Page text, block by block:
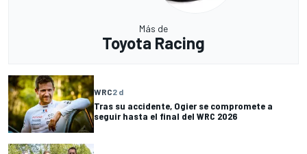
Más de
Toyota Racing
WRC2 d
Tras su accidente, Ogier se compromete a
seguir hasta el final del WRC 2026